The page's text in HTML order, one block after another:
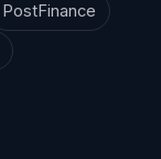
PostFinance